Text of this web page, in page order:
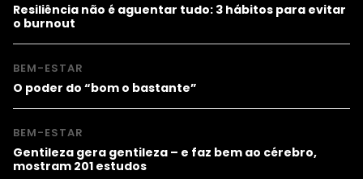
Resiliência não é aguentar tudo: 3 hábitos para evitar
o burnout
BEM-ESTAR
O poder do “bom o bastante”
BEM-ESTAR
Gentileza gera gentileza – e faz bem ao cérebro,
mostram 201 estudos